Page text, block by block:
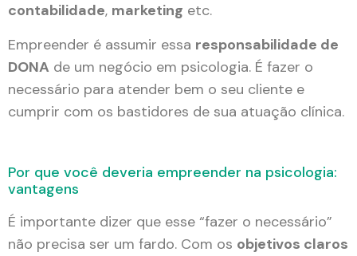
contabilidade, marketing etc.
Empreender é assumir essa responsabilidade de
DONA de um negócio em psicologia. É fazer o
necessário para atender bem o seu cliente e
cumprir com os bastidores de sua atuação clínica.
Por que você deveria empreender na psicologia:
vantagens
É importante dizer que esse “fazer o necessário”
não precisa ser um fardo. Com os objetivos claros